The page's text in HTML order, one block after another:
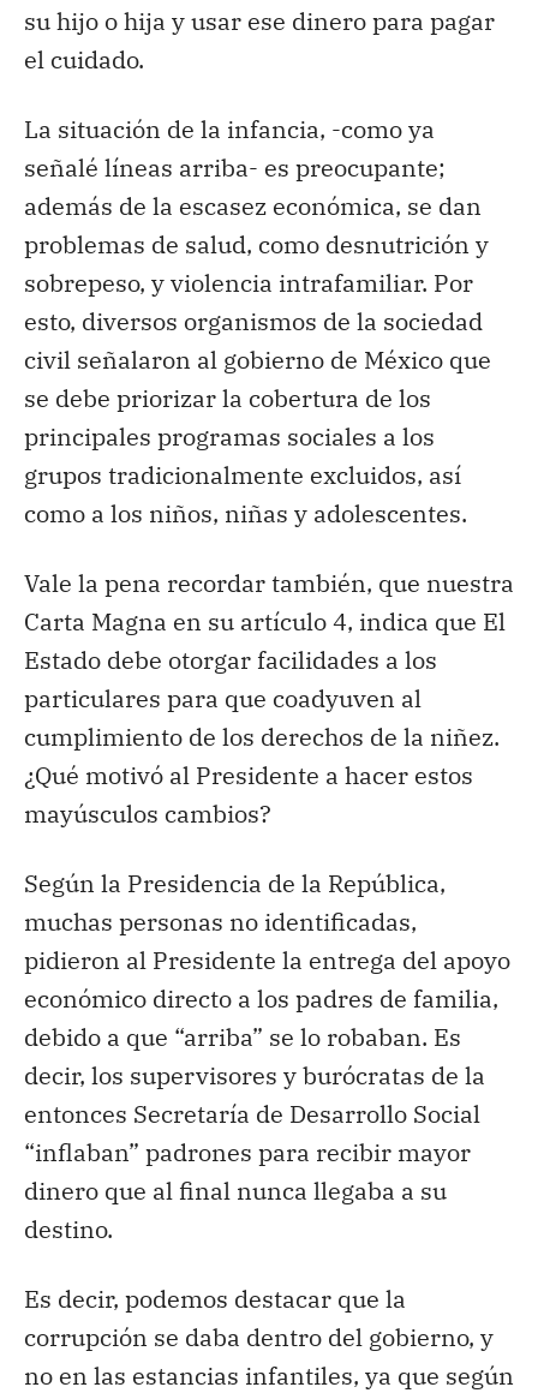
su hijo o hija y usar ese dinero para pagar
el cuidado.
La situación de la infancia, -como ya
señalé líneas arriba- es preocupante;
además de la escasez económica, se dan
problemas de salud, como desnutrición y
sobrepeso, y violencia intrafamiliar. Por
esto, diversos organismos de la sociedad
civil señalaron al gobierno de México que
se debe priorizar la cobertura de los
principales programas sociales a los
grupos tradicionalmente excluidos, así
como a los niños, niñas y adolescentes.
Vale la pena recordar también, que nuestra
Carta Magna en su artículo 4, indica que El
Estado debe otorgar facilidades a los
particulares para que coadyuven al
cumplimiento de los derechos de la niñez.
¿Qué motivó al Presidente a hacer estos
mayúsculos cambios?
Según la Presidencia de la República,
muchas personas no identificadas,
pidieron al Presidente la entrega del apoyo
económico directo a los padres de familia,
debido a que “arriba” se lo robaban. Es
decir, los supervisores y burócratas de la
entonces Secretaría de Desarrollo Social
“inflaban” padrones para recibir mayor
dinero que al final nunca llegaba a su
destino.
Es decir, podemos destacar que la
corrupción se daba dentro del gobierno, y
no en las estancias infantiles, ya que según